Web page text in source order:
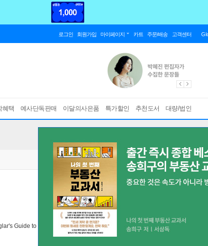
로그인 회원가입 마이페이지 카트 주문/배송 고객센터
혜택 예사단독판매 이달의사은품 특가할인 추천도서 대량/법인
Guide to the City